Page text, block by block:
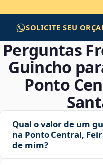
SOLICITE SEU
Perguntas
Guincho
Ponto
Qual o valor de um
na Ponto Central,
de mim?